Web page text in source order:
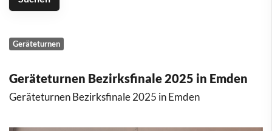
Geräteturnen
Geräteturnen Bezirksfinale 2025 in Emden
Geräteturnen Bezirksfinale 2025 in Emden